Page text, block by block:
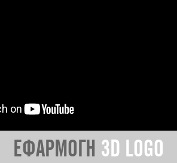
ΕΦΑΡΜΟΓΗ 3D LOGO